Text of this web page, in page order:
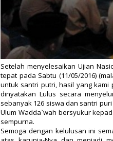
Setelah menyelesaikan Ujian
tepat pada Sabtu (11/05/2016)
untuk santri putri, hasil yang kami
dinyatakan Lulus secara
sebanyak 126 siswa dan santri
Ulum Wadda`wah bersyukur
sempurna.
Semoga dengan kelulusan ini